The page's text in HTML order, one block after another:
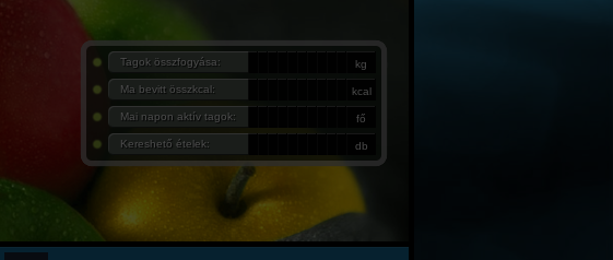
Tagok összfogyása: kg
Ma bevitt összkcal: kcal
Mai napon aktív tagok: fő
Kereshető ételek: db